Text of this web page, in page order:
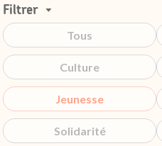
Filtrer
Tous
Culture
Jeunesse
Solidarité